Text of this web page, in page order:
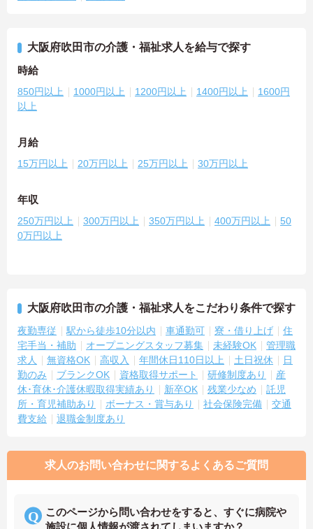
大阪府吹田市の介護・福祉求人を給与で探す
時給
850円以上 1000円以上 1200円以上 1400円以上
1600円
以上
月給
15万円以上 20万円以上 25万円以上 30万円以上
年収
250万円以上 300万円以上 350万円以上 400万円以上
50
0万円以上
大阪府吹田市の介護・福祉求人をこだわり条件で探す
夜勤専従 駅から徒歩10分以内 車通勤可 寮・借り上げ
住
宅手当・補助
オープニングスタッフ募集 未経験OK
管理職
求人
無資格OK 高収入 年間休日110日以上 土日祝休
日
勤のみ
ブランクOK 資格取得サポート 研修制度あり
産
休･育休･介護休暇取得実績あり
新卒OK 残業少なめ
託児
所・育児補助あり
ボーナス・賞与あり 社会保険完備
交通
費支給
退職金制度あり
求人のお問い合わせに関するよくあるご質問
このページから問い合わせをすると、すぐに病院や
施設に個人情報が渡されてしまいますか？